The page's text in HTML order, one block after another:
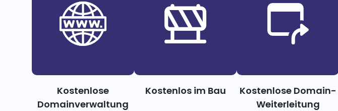
Kostenlose
Domainverwaltung
Kostenlos im Bau
Kostenlose Domain-
Weiterleitung